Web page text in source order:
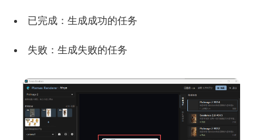
已完成：生成成功的任务
失败：生成失败的任务